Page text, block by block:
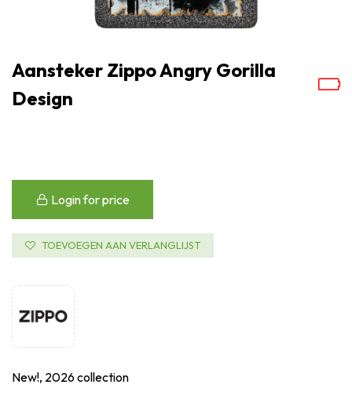
Aansteker Zippo Angry Gorilla
Design
Login for price
TOEVOEGEN AAN VERLANGLIJST
New!, 2026 collection